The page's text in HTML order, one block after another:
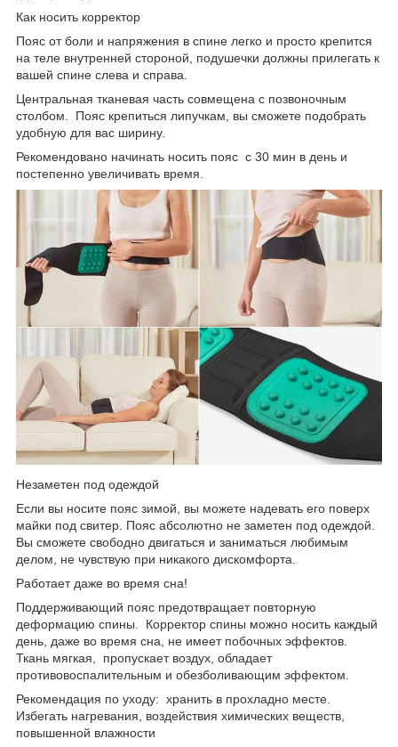
Как носить корректор
Пояс от боли и напряжения в спине легко и просто крепится
на теле внутренней стороной, подушечки должны прилегать к
вашей спине слева и справа.
Центральная тканевая часть совмещена с позвоночным
столбом. Пояс крепиться липучкам, вы сможете подобрать
удобную для вас ширину.
Рекомендовано начинать носить пояс с 30 мин в день и
постепенно увеличивать время.
Незаметен под одеждой
Если вы носите пояс зимой, вы можете надевать его поверх
майки под свитер. Пояс абсолютно не заметен под одеждой.
Вы сможете свободно двигаться и заниматься любимым
делом, не чувствую при никакого дискомфорта.
Работает даже во время сна!
Поддерживающий пояс предотвращает повторную
деформацию спины. Корректор спины можно носить каждый
день, даже во время сна, не имеет побочных эффектов.
Ткань мягкая, пропускает воздух, обладает
противовоспалительным и обезболивающим эффектом.
Рекомендация по уходу: хранить в прохладно месте.
Избегать нагревания, воздействия химических веществ,
повышенной влажности